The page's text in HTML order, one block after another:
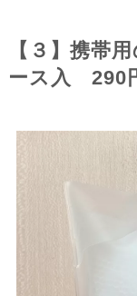
【３】携帯
ース入 290